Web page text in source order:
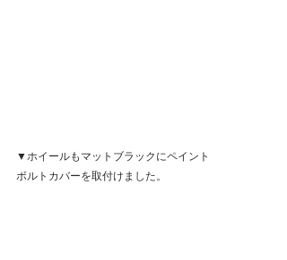
▼ホイールもマットブラックにペイント
ボルトカバーを取付けました。